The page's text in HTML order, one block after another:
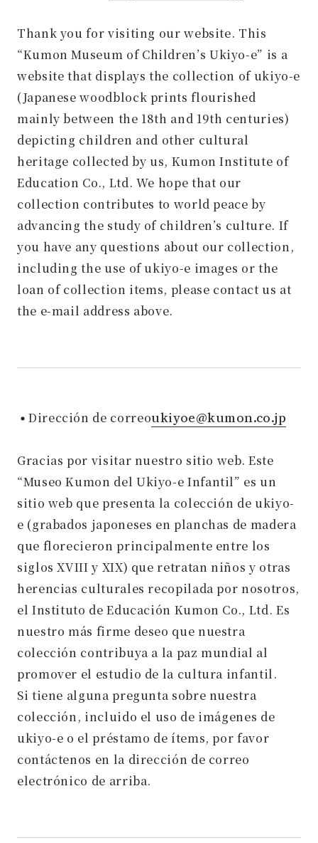
Thank you for visiting our website. This
“Kumon Museum of Children’s Ukiyo-e” is a
website that displays the collection of ukiyo-e
(Japanese woodblock prints flourished
mainly between the 18th and 19th centuries)
depicting children and other cultural
heritage collected by us, Kumon Institute of
Education Co., Ltd. We hope that our
collection contributes to world peace by
advancing the study of children’s culture. If
you have any questions about our collection,
including the use of ukiyo-e images or the
loan of collection items, please contact us at
the e-mail address above.
Dirección de correoukiyoe@kumon.co.jp
Gracias por visitar nuestro sitio web. Este
“Museo Kumon del Ukiyo-e Infantil” es un
sitio web que presenta la colección de ukiyo-
e (grabados japoneses en planchas de madera
que florecieron principalmente entre los
siglos XVIII y XIX) que retratan niños y otras
herencias culturales recopilada por nosotros,
el Instituto de Educación Kumon Co., Ltd. Es
nuestro más firme deseo que nuestra
colección contribuya a la paz mundial al
promover el estudio de la cultura infantil.
Si tiene alguna pregunta sobre nuestra
colección, incluido el uso de imágenes de
ukiyo-e o el préstamo de ítems, por favor
contáctenos en la dirección de correo
electrónico de arriba.